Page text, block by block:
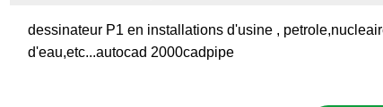
dessinateur P1 en installations d'usine ,
d'eau,etc...autocad 2000cadpipe